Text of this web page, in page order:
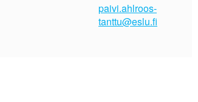
paivi.ahlroos-
tanttu@eslu.fi